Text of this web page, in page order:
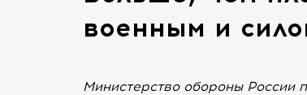
военным и
Министерство обороны России